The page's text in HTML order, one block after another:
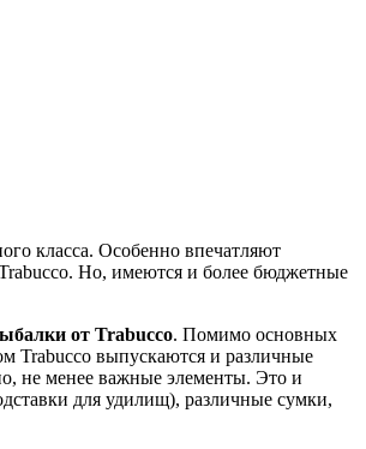
класса. Особенно впечатляют
Но, имеются и более бюджетные
от Trabucco. Помимо основных
Trabucco выпускаются и различные
не менее важные элементы. Это и
для удилищ), различные сумки,